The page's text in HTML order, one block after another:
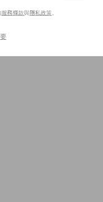
服務條款與隱私政策